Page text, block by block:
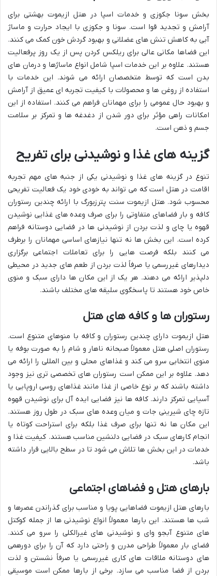
بخش سونا جکوزی و خدمات اسپا در هتل ازیموت بهشتی برای
آرامش و تجدید قوا است. سونا و جکوزی با ایجاد حرارت و ماساژ
آبی به کاهش تنش های عضلانی و بهبود گردش خون کمک می کنند.
این فضاها مکانی عالی برای ریلکس کردن پس از یک روز پرفعالیت
هستند. علاوه بر این خدمات اسپا شامل انواع ماساژها و درمان های
بدن است که توسط متخصصان ارائه می شوند. این خدمات با
استفاده از روغن ها و محصولات با کیفیت تجربه ای عمیق از آرامش
و بهبود حال عمومی را برای مهمانان فراهم می کنند. استفاده از این
امکانات راهی مؤثر برای دور شدن از دغدغه ها و تمرکز بر سلامت
جسم و ذهن است.
گزینه های غذا و نوشیدنی برای تفریح
تنوع در گزینه های غذا و نوشیدنی یکی از جنبه های مهم تجربه
اقامت در هتل است که می تواند به خودی خود یک فعالیت تفریحی
محسوب شود. هتل ازیموت سنت پترزبورگ با ارائه چندین رستوران
کافه و بار فضاهای متفاوتی را برای صرف وعده های غذایی نوشیدن
قهوه یا چای و لذت بردن از نوشیدنی ها در فضایی دوستانه فراهم
کرده است. این بخش ها نه تنها نیازهای اساسی مهمانان را برطرف
می کنند بلکه فرصت هایی را برای تعاملات اجتماعی برگزاری
دیدارهای غیررسمی یا صرفاً لذت بردن از طعم های جدید در محیطی
دلپذیر ارائه می دهند. هر یک از این مکان ها دارای سبک و منوی
خاص خود هستند تا پاسخگوی سلیقه های مختلف باشند.
رستوران ها و کافه های هتل
هتل ازیموت دارای چندین رستوران و کافه با منوهای متنوع است.
رستوران اصلی هتل معمولاً صبحانه ناهار و شام را به صورت بوفه یا
منوی انتخابی سرو می کند و غذاهای محلی و بین المللی را ارائه می
دهد. علاوه بر این ممکن است رستوران های تخصصی تری نیز وجود
داشته باشند که بر نوع خاصی از غذا مانند غذاهای روسی اروپایی یا
آسیایی تمرکز دارند. کافه ها نیز فضایی ایده آل برای نوشیدن قهوه
تازه چای شیرینی جات و میان وعده های سبک در طول روز هستند.
این مکان ها نه تنها برای صرف غذا بلکه برای استراحت کوتاه یا
انجام کارهای سبک در فضایی دلنشین مناسب هستند. کیفیت غذا و
خدمات در این بخش ها تلاش می شود تا در سطح بالایی قرار داشته
باشد.
بارهای هتل و فضاهای اجتماعی
بارهای هتل ازیموت فضاهایی پویا و مناسب برای گذراندن عصرها و
شب ها هستند. این بارها معمولاً انواع نوشیدنی ها از جمله کوکتل
های متنوع آبجو وای و نوشیدنی های غیرالکلی را سرو می کنند.
فضای بار معمولاً طراحی مدرن و راحتی دارد که آن را برای دورهمی
های دوستانه ملاقات های کاری غیررسمی یا صرفاً نشستن و لذت
بردن از فضا مناسب می سازد. برخی از بارها ممکن است موسیقی